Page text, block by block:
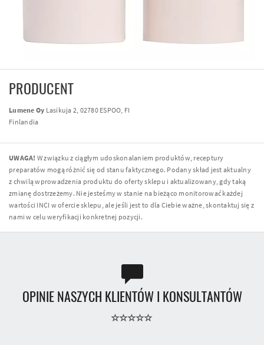
PRODUCENT
Lumene Oy Lasikuja 2, 02780 ESPOO, FI
Finlandia
UWAGA! W związku z ciągłym udoskonalaniem produktów, receptury
preparatów mogą różnić się od stanu faktycznego. Podany skład jest aktualny
z chwilą wprowadzenia produktu do oferty sklepu i aktualizowany, gdy taką
zmianę dostrzeżemy. Nie jesteśmy w stanie na bieżąco monitorować każdej
wartości INCI w ofercie sklepu, ale jeśli jest to dla Ciebie ważne, skontaktuj się z
nami w celu weryfikacji konkretnej pozycji.
OPINIE NASZYCH KLIENTÓW I KONSULTANTÓW